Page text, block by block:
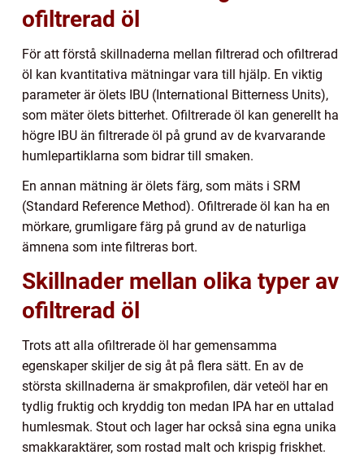
ofiltrerad öl
För att förstå skillnaderna mellan filtrerad och ofiltrerad
öl kan kvantitativa mätningar vara till hjälp. En viktig
parameter är ölets IBU (International Bitterness Units),
som mäter ölets bitterhet. Ofiltrerade öl kan generellt ha
högre IBU än filtrerade öl på grund av de kvarvarande
humlepartiklarna som bidrar till smaken.
En annan mätning är ölets färg, som mäts i SRM
(Standard Reference Method). Ofiltrerade öl kan ha en
mörkare, grumligare färg på grund av de naturliga
ämnena som inte filtreras bort.
Skillnader mellan olika typer av
ofiltrerad öl
Trots att alla ofiltrerade öl har gemensamma
egenskaper skiljer de sig åt på flera sätt. En av de
största skillnaderna är smakprofilen, där veteöl har en
tydlig fruktig och kryddig ton medan IPA har en uttalad
humlesmak. Stout och lager har också sina egna unika
smakkaraktärer, som rostad malt och krispig friskhet.